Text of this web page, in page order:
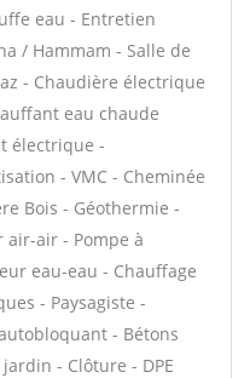
eau - Entretien
/ Hammam - Salle de
- Chaudière électrique
eau chaude
électrique -
- VMC - Cheminée
Bois - Géothermie -
air-air - Pompe à
eau-eau - Chauffage
- Paysagiste -
- Bétons
- Clôture - DPE